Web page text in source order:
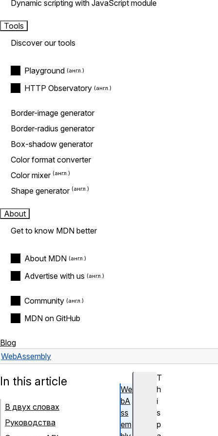
Dynamic scripting with JavaScript module
Tools
Discover our tools
Playground
HTTP Observatory
Border-image generator
Border-radius generator
Box-shadow generator
Color format converter
Color mixer
Shape generator
About
Get to know MDN better
About MDN
Advertise with us
Community
MDN on GitHub
Blog
WebAssembly
T
h
i
s
p
In this article
В двух словах
Руководства
We
bA
ss
em